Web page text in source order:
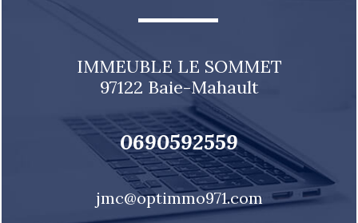
IMMEUBLE LE SOMMET
97122 Baie-Mahault
0690592559
jmc@optimmo971.com